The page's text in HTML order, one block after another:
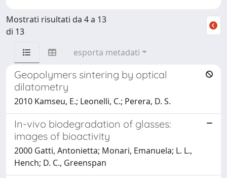
Mostrati risultati da 4 a 13
di 13
esporta metadati
Geopolymers sintering by optical
dilatometry
2010 Kamseu, E.; Leonelli, C.; Perera, D. S.
In-vivo biodegradation of glasses:
images of bioactivity
2000 Gatti, Antonietta; Monari, Emanuela; L. L.,
Hench; D. C., Greenspan